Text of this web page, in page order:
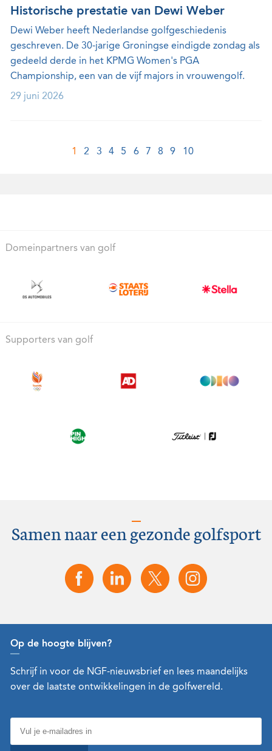
Historische prestatie van Dewi Weber
Dewi Weber heeft Nederlandse golfgeschiedenis
geschreven. De 30-jarige Groningse eindigde zondag als
gedeeld derde in het KPMG Women's PGA
Championship, een van de vijf majors in vrouwengolf.
29 juni 2026
1 2 3 4 5 6 7 8 9 10
Domeinpartners van golf
Supporters van golf
Samen naar een gezonde golfsport
Op de hoogte blijven?
Schrijf in voor de NGF-nieuwsbrief en lees maandelijks
over de laatste ontwikkelingen in de golfwereld.